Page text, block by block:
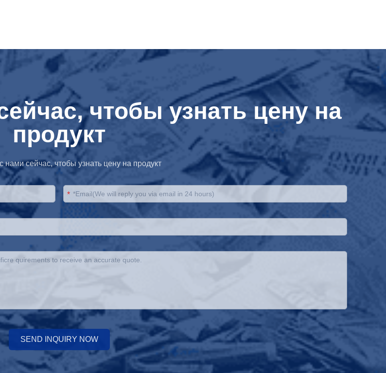
чтобы узнать цену на
продукт
нами сейчас, чтобы узнать цену на продукт
*
SEND INQUIRY NOW